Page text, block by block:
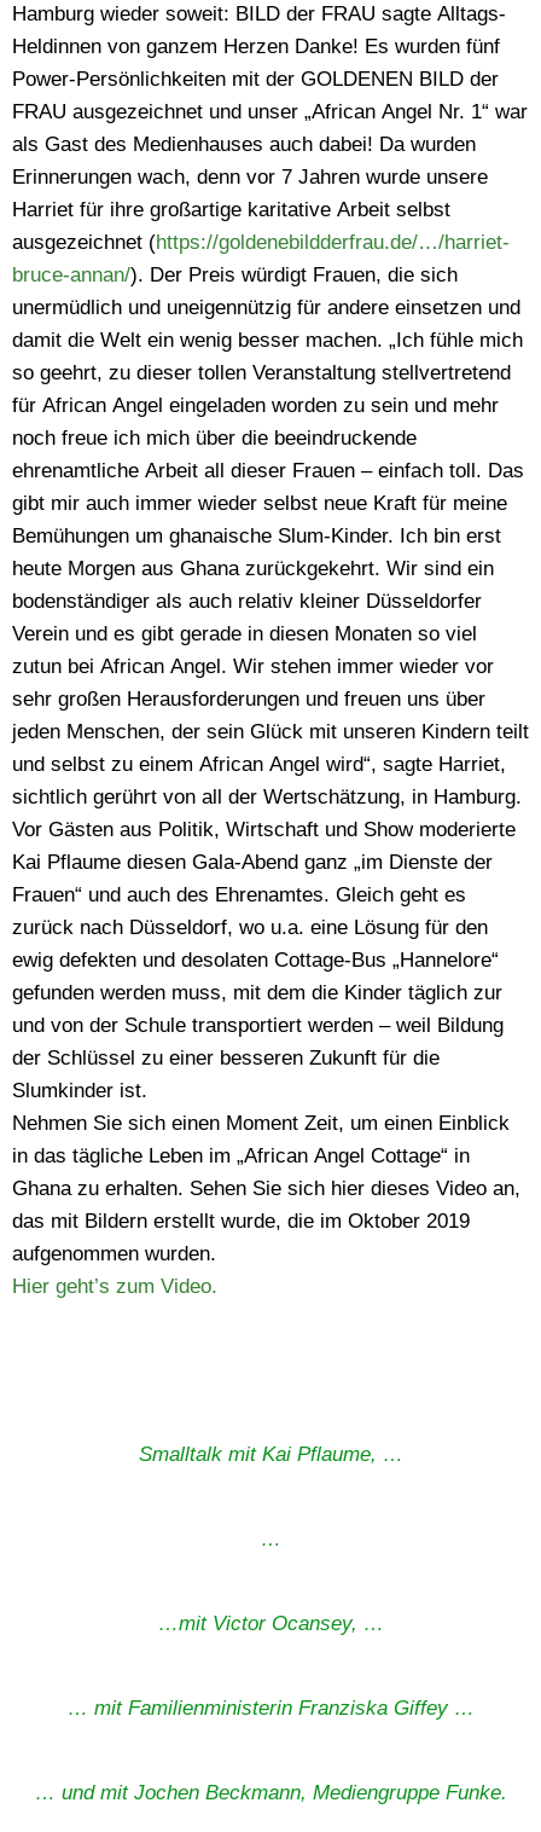
Hamburg wieder soweit: BILD der FRAU sagte Alltags-
Heldinnen von ganzem Herzen Danke! Es wurden fünf
Power-Persönlichkeiten mit der GOLDENEN BILD der
FRAU ausgezeichnet und unser „African Angel Nr. 1“ war
als Gast des Medienhauses auch dabei! Da wurden
Erinnerungen wach, denn vor 7 Jahren wurde unsere
Harriet für ihre großartige karitative Arbeit selbst
ausgezeichnet (https://goldenebildderfrau.de/…/harriet-
bruce-annan/). Der Preis würdigt Frauen, die sich
unermüdlich und uneigennützig für andere einsetzen und
damit die Welt ein wenig besser machen. „Ich fühle mich
so geehrt, zu dieser tollen Veranstaltung stellvertretend
für African Angel eingeladen worden zu sein und mehr
noch freue ich mich über die beeindruckende
ehrenamtliche Arbeit all dieser Frauen – einfach toll. Das
gibt mir auch immer wieder selbst neue Kraft für meine
Bemühungen um ghanaische Slum-Kinder. Ich bin erst
heute Morgen aus Ghana zurückgekehrt. Wir sind ein
bodenständiger als auch relativ kleiner Düsseldorfer
Verein und es gibt gerade in diesen Monaten so viel
zutun bei African Angel. Wir stehen immer wieder vor
sehr großen Herausforderungen und freuen uns über
jeden Menschen, der sein Glück mit unseren Kindern teilt
und selbst zu einem African Angel wird“, sagte Harriet,
sichtlich gerührt von all der Wertschätzung, in Hamburg.
Vor Gästen aus Politik, Wirtschaft und Show moderierte
Kai Pflaume diesen Gala-Abend ganz „im Dienste der
Frauen“ und auch des Ehrenamtes. Gleich geht es
zurück nach Düsseldorf, wo u.a. eine Lösung für den
ewig defekten und desolaten Cottage-Bus „Hannelore“
gefunden werden muss, mit dem die Kinder täglich zur
und von der Schule transportiert werden – weil Bildung
der Schlüssel zu einer besseren Zukunft für die
Slumkinder ist.
Nehmen Sie sich einen Moment Zeit, um einen Einblick
in das tägliche Leben im „African Angel Cottage“ in
Ghana zu erhalten. Sehen Sie sich hier dieses Video an,
das mit Bildern erstellt wurde, die im Oktober 2019
aufgenommen wurden.
Hier geht’s zum Video.
Smalltalk mit Kai Pflaume, …
…
…mit Victor Ocansey, …
… mit Familienministerin Franziska Giffey …
… und mit Jochen Beckmann, Mediengruppe Funke.